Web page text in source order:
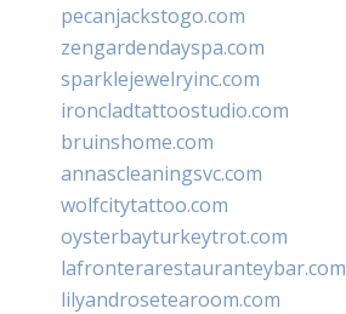
pecanjackstogo.com
zengardendayspa.com
sparklejewelryinc.com
ironcladtattoostudio.com
bruinshome.com
annascleaningsvc.com
wolfcitytattoo.com
oysterbayturkeytrot.com
lafronterarestauranteybar.com
lilyandrosetearoom.com